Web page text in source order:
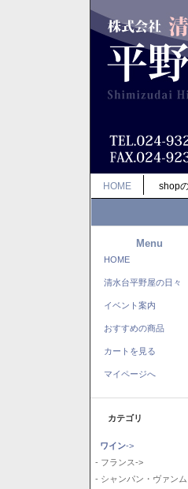
HOME shop
Menu
HOME
清水台平野屋の日々
イベント案内
おすすめの商品
カートを見る
マイページへ
カテゴリ
ワイン->
- フランス->
- シャンパン・ヴァン